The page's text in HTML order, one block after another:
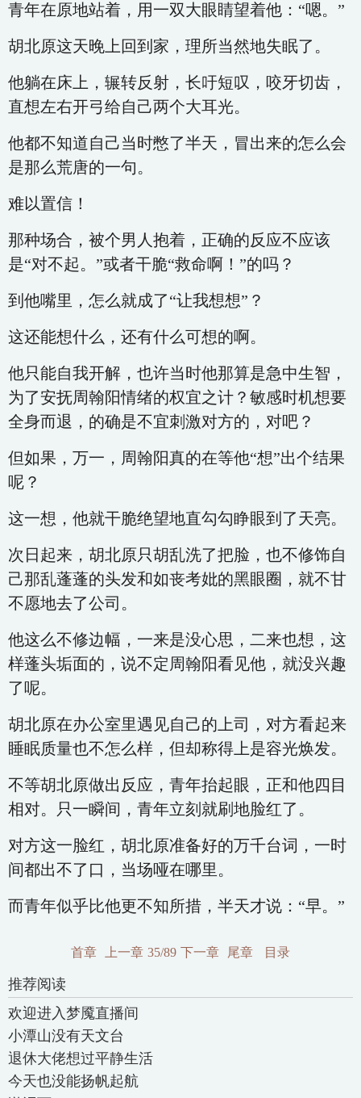
青年在原地站着，用一双大眼睛望着他：“嗯。”
胡北原这天晚上回到家，理所当然地失眠了。
他躺在床上，辗转反射，长吁短叹，咬牙切齿，
直想左右开弓给自己两个大耳光。
他都不知道自己当时憋了半天，冒出来的怎么会
是那么荒唐的一句。
难以置信！
那种场合，被个男人抱着，正确的反应不应该
是“对不起。”或者干脆“救命啊！”的吗？
到他嘴里，怎么就成了“让我想想”？
这还能想什么，还有什么可想的啊。
他只能自我开解，也许当时他那算是急中生智，
为了安抚周翰阳情绪的权宜之计？敏感时机想要
全身而退，的确是不宜刺激对方的，对吧？
但如果，万一，周翰阳真的在等他“想”出个结果
呢？
这一想，他就干脆绝望地直勾勾睁眼到了天亮。
次日起来，胡北原只胡乱洗了把脸，也不修饰自
己那乱蓬蓬的头发和如丧考妣的黑眼圈，就不甘
不愿地去了公司。
他这么不修边幅，一来是没心思，二来也想，这
样蓬头垢面的，说不定周翰阳看见他，就没兴趣
了呢。
胡北原在办公室里遇见自己的上司，对方看起来
睡眠质量也不怎么样，但却称得上是容光焕发。
不等胡北原做出反应，青年抬起眼，正和他四目
相对。只一瞬间，青年立刻就刷地脸红了。
对方这一脸红，胡北原准备好的万千台词，一时
间都出不了口，当场哑在哪里。
而青年似乎比他更不知所措，半天才说：“早。”
首章 上一章 35/89 下一章 尾章 目录
推荐阅读
欢迎进入梦魇直播间
小潭山没有天文台
退休大佬想过平静生活
今天也没能扬帆起航